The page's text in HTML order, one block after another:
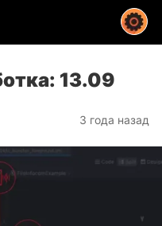
13.09
3 года назад